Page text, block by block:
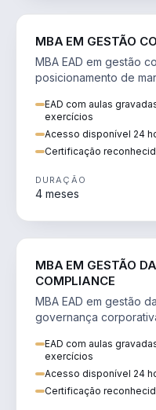
MBA EM GESTÃO
MBA EAD em gestão
posicionamento de
EAD com aulas
exercícios
Acesso disponível 24
Certificação
DURAÇÃO
4 meses
MBA EM GESTÃO
COMPLIANCE
MBA EAD em gestão
governança
EAD com aulas
exercícios
Acesso disponível 24
Certificação